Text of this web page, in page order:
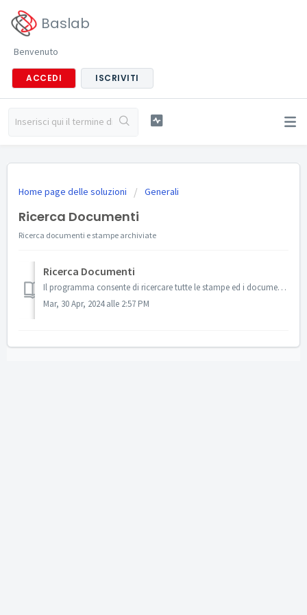
Baslab
Benvenuto
ACCEDI ISCRIVITI
Home page delle soluzioni Generali
Ricerca Documenti
Ricerca documenti e stampe archiviate
Ricerca Documenti
Il programma consente di ricercare tutte le stampe ed i documenti archiviati in qualsiasi sezione. È possibile filtrare i documenti per Azien...
Mar, 30 Apr, 2024 alle 2:57 PM